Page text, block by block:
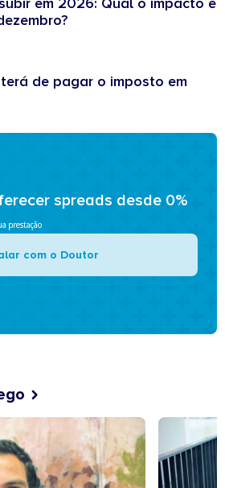
de pagar o imposto em
spreads desde 0%
prestação
com o Doutor